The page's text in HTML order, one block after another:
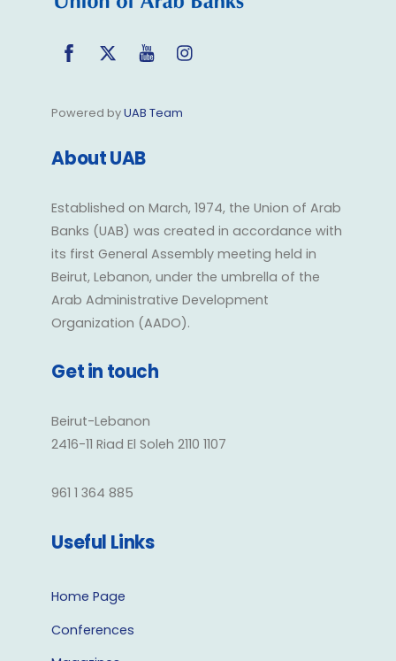
Facebook
Twitter YouTube
Powered byUAB Team
About UAB
Established on March, 1974, the Union of Arab
Banks (UAB) was created in accordance with
its first General Assembly meeting held in
Beirut, Lebanon, under the umbrella of the
Arab Administrative Development
Organization (AADO).
Get in touch
Beirut-Lebanon
2416-11 Riad El Soleh 2110 1107
961 1 364 885
Useful Links
Home Page
Conferences